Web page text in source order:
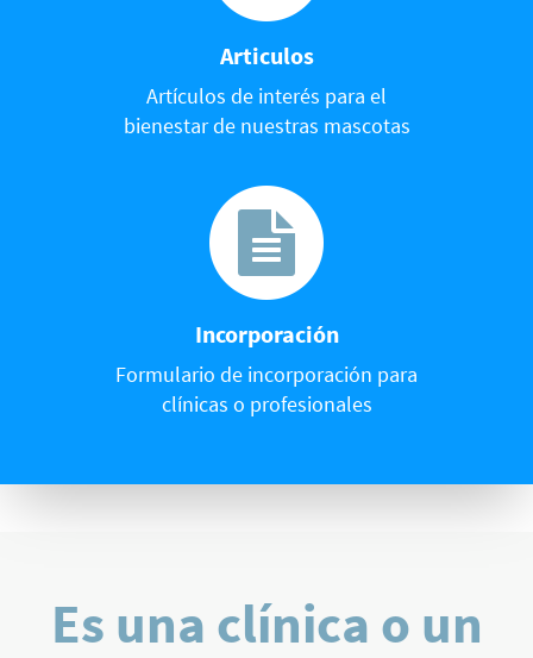
Articulos
Artículos de interés para el
bienestar de nuestras mascotas
Incorporación
Formulario de incorporación para
clínicas o profesionales
Es una clínica o un